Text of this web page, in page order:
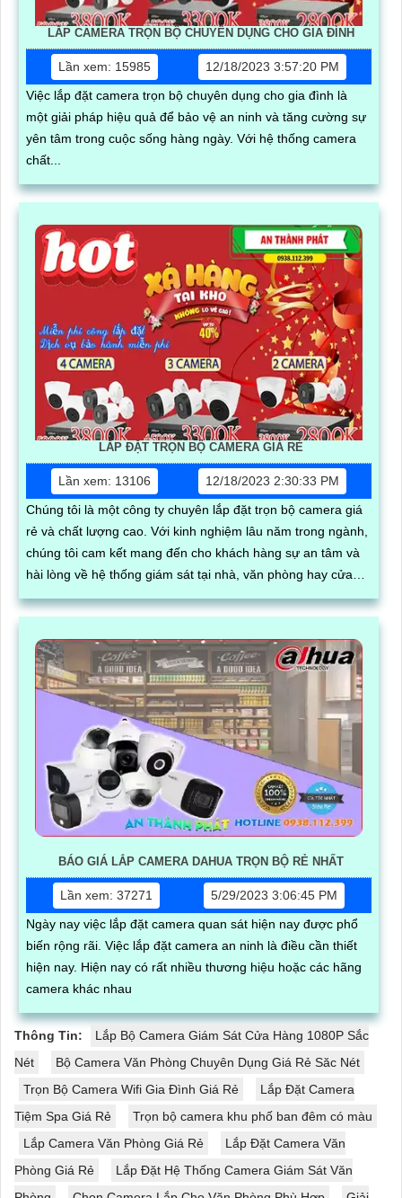
LẮP CAMERA TRỌN BỘ CHUYÊN DỤNG CHO GIA ĐÌNH
Lần xem: 15985
12/18/2023 3:57:20 PM
Việc lắp đặt camera trọn bộ chuyên dụng cho gia đình là
một giải pháp hiệu quả để bảo vệ an ninh và tăng cường sự
yên tâm trong cuộc sống hàng ngày. Với hệ thống camera
chất...
LẮP ĐẶT TRỌN BỘ CAMERA GIÁ RẺ
Lần xem: 13106
12/18/2023 2:30:33 PM
Chúng tôi là một công ty chuyên lắp đặt trọn bộ camera giá
rẻ và chất lượng cao. Với kinh nghiệm lâu năm trong ngành,
chúng tôi cam kết mang đến cho khách hàng sự an tâm và
hài lòng về hệ thống giám sát tại nhà, văn phòng hay cửa
hàng của mình
BÁO GIÁ LẮP CAMERA DAHUA TRỌN BỘ RẺ NHẤT
Lần xem: 37271
5/29/2023 3:06:45 PM
Ngày nay việc lắp đặt camera quan sát hiện nay được phổ
biến rộng rãi. Việc lắp đặt camera an ninh là điều cần thiết
hiện nay. Hiện nay có rất nhiều thương hiệu hoặc các hãng
camera khác nhau
Thông Tin:
Lắp Bộ Camera Giám Sát Cửa Hàng 1080P Sắc
Nét
Bộ Camera Văn Phòng Chuyên Dụng Giá Rẻ Săc Nét
Trọn Bộ Camera Wifi Gia Đình Giá Rẻ
Lắp Đặt Camera
Tiệm Spa Giá Rẻ
Trọn bộ camera khu phố ban đêm có màu
Lắp Camera Văn Phòng Giá Rẻ
Lắp Đặt Camera Văn
Phòng Giá Rẻ
Lắp Đặt Hệ Thống Camera Giám Sát Văn